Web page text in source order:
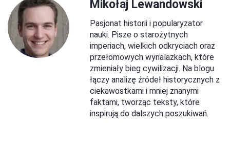
Mikołaj Lewandowski
Pasjonat historii i popularyzator
nauki. Pisze o starożytnych
imperiach, wielkich odkryciach oraz
przełomowych wynalazkach, które
zmieniały bieg cywilizacji. Na blogu
łączy analizę źródeł historycznych z
ciekawostkami i mniej znanymi
faktami, tworząc teksty, które
inspirują do dalszych poszukiwań.